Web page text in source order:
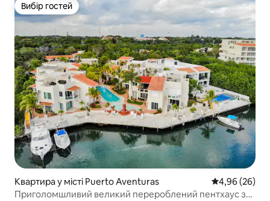
Вибір гостей
Вибір гостей
Квартира у місті Puerto Aventuras Середня
4,96 (26)
Приголомшливий великий перероблений пентхаус з